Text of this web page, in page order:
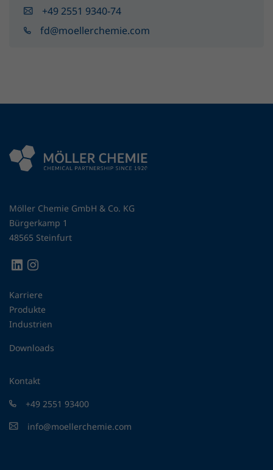
+49 2551 9340-74
fd@moellerchemie.com
Möller Chemie GmbH & Co. KG
Bürgerkamp 1
48565 Steinfurt
Karriere
Produkte
Industrien
Downloads
Kontakt
+49 2551 93400
info@moellerchemie.com